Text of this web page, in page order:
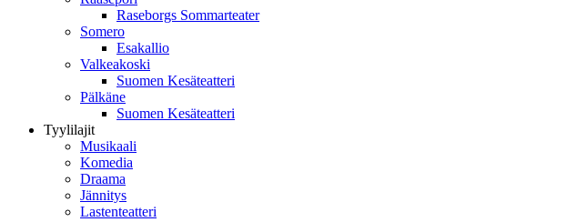
Raseborgs Sommarteater
Somero
Esakallio
Valkeakoski
Suomen Kesäteatteri
Pälkäne
Suomen Kesäteatteri
Tyylilajit
Musikaali
Komedia
Draama
Jännitys
Lastenteatteri